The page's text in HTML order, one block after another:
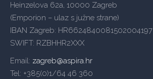
Heinzelova 62a, 10000 Zagreb
(Emporion – ulaz s južne strane)
IBAN Zagreb: HR6624840081502004197
SWIFT: RZBHHR2XXX
Email: zagreb@aspira.hr
Tel: +385(0)1/64 46 360